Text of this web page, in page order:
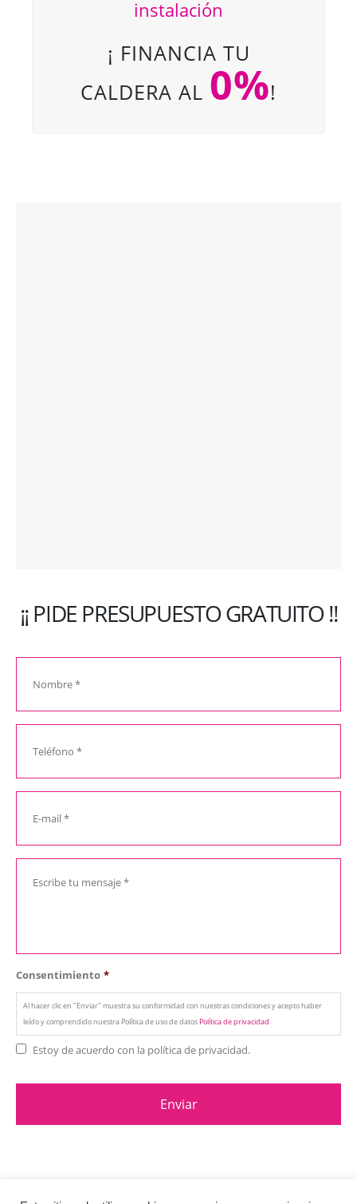
instalación
¡ FINANCIA TU
CALDERA AL 0%!
¡¡ PIDE PRESUPUESTO GRATUITO !!
Consentimiento *
Al hacer clic en "Enviar" muestra su conformidad con nuestras condiciones y acepto haber
leído y comprendido nuestra Política de uso de datosPolítica de privacidad
Estoy de acuerdo con la política de privacidad.